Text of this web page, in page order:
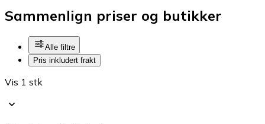
Sammenlign priser og butikker
Alle filtre
Pris inkludert frakt
Vis 1 stk